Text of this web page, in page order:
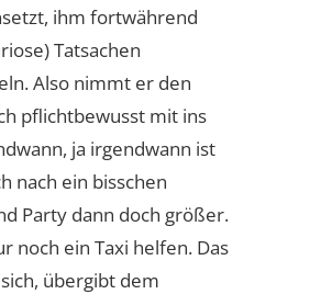
ihm fortwährend
Tatsachen
Also nimmt er den
pflichtbewusst mit ins
ja irgendwann ist
nach ein bisschen
Party dann doch größer.
noch ein Taxi helfen. Das
übergibt dem